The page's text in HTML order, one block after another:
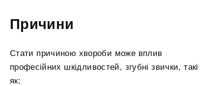
Причини
Стати причиною хвороби може вплив
професійних шкідливостей, згубні звички, такі
як: